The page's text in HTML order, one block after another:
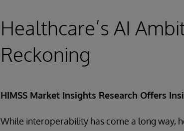
Healthcare’s AI
Reckoning
HIMSS Market Insights Research Offers
While interoperability has come a long way,